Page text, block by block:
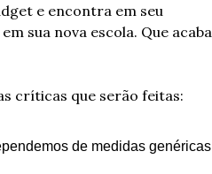
e encontra em seu
sua nova escola. Que acaba
críticas que serão feitas:
de medidas genéricas